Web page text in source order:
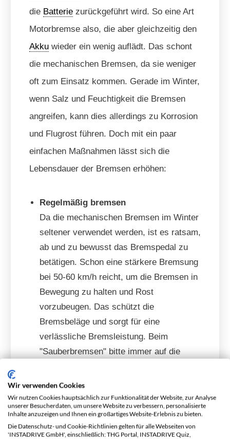
die Batterie zurückgeführt wird. So eine Art
Motorbremse also, die aber gleichzeitig den
Akku wieder ein wenig auflädt. Das schont
die mechanischen Bremsen, da sie weniger
oft zum Einsatz kommen. Gerade im Winter,
wenn Salz und Feuchtigkeit die Bremsen
angreifen, kann dies allerdings zu Korrosion
und Flugrost führen. Doch mit ein paar
einfachen Maßnahmen lässt sich die
Lebensdauer der Bremsen erhöhen:
Regelmäßig bremsen
Da die mechanischen Bremsen im Winter
seltener verwendet werden, ist es ratsam,
ab und zu bewusst das Bremspedal zu
betätigen. Schon eine stärkere Bremsung
bei 50-60 km/h reicht, um die Bremsen in
Bewegung zu halten und Rost
vorzubeugen. Das schützt die
Bremsbeläge und sorgt für eine
verlässliche Bremsleistung. Beim
"Sauberbremsen" bitte immer auf die
Wartung und Reinigung
Vor allem in der kalten Jahreszeit ist ein
Bremsen-Check empfehlenswert. Dabei
können Salz- und Schmutzansammlungen
Wir verwenden Cookies
Wir nutzen Cookies hauptsächlich zur Funktionalität der Website, zur Analyse
unserer Besucherdaten, um unsere Website zu verbessern, personalisierte
Inhalte anzuzeigen und Ihnen ein großartiges Website-Erlebnis zu bieten.
Die Datenschutz- und Cookie-Richtlinien gelten für alle Webseiten von
'INSTADRIVE GmbH', einschließlich: THG Portal, INSTADRIVE Quiz,